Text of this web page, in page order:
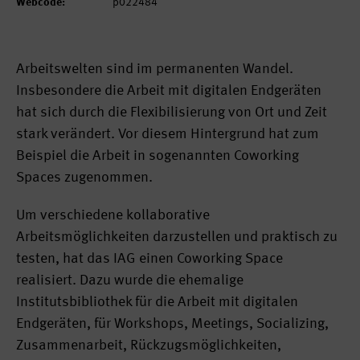
Webcode:
p022484
Arbeitswelten sind im permanenten Wandel.
Insbesondere die Arbeit mit digitalen Endgeräten
hat sich durch die Flexibilisierung von Ort und Zeit
stark verändert. Vor diesem Hintergrund hat zum
Beispiel die Arbeit in sogenannten Coworking
Spaces zugenommen.
Um verschiedene kollaborative
Arbeitsmöglichkeiten darzustellen und praktisch zu
testen, hat das IAG einen Coworking Space
realisiert. Dazu wurde die ehemalige
Institutsbibliothek für die Arbeit mit digitalen
Endgeräten, für Workshops, Meetings, Socializing,
Zusammenarbeit, Rückzugsmöglichkeiten,